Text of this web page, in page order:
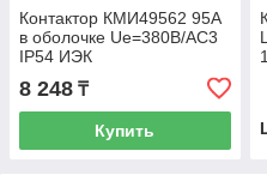
Контактор КМИ49562 95А
в оболочке Ue=380В/АС3
IP54 ИЭК
8 248 ₸
Купить